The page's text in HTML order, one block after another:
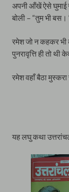
अपनी आँखें ऐसे घुमाई
बोली – “तुम भी बस।
रमेश जो न कहकर भी
पुनरावृत्ति ही तो
रमेश वहाँ बैठा मुस्करा
यह लघु कथा